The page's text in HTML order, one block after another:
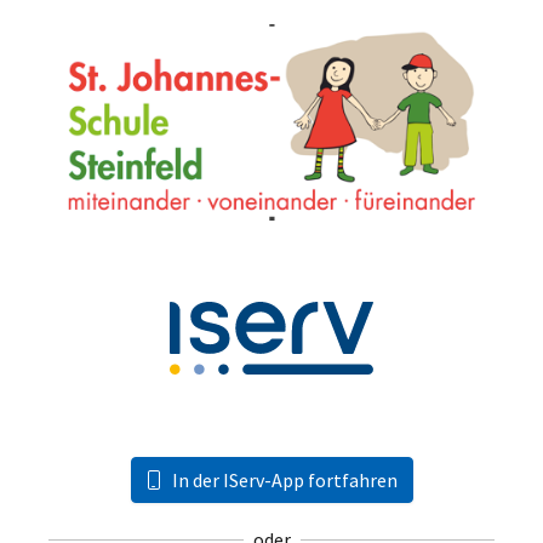
In der IServ-App fortfahren